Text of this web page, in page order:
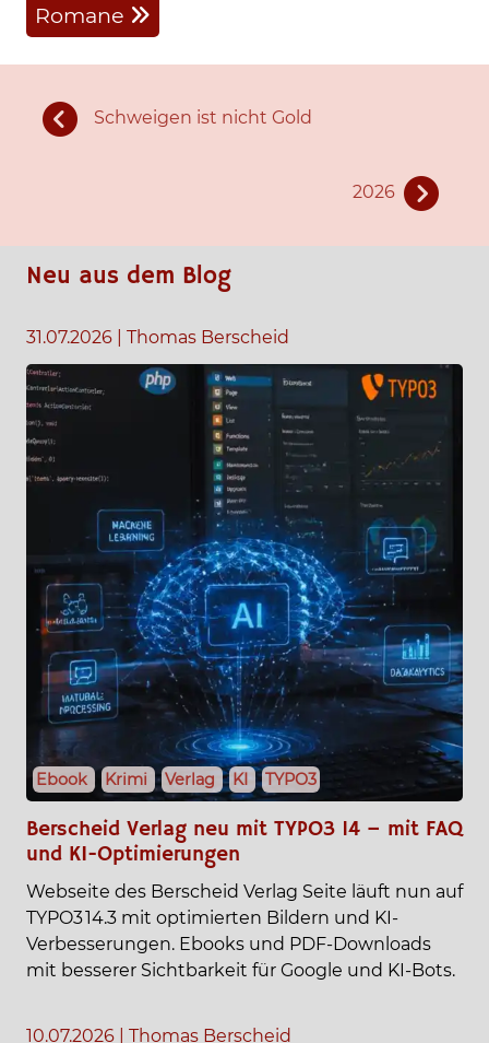
Romane
Schweigen ist nicht Gold
2026
Neu aus dem Blog
31.07.2026 Thomas Berscheid
Ebook Krimi Verlag KI TYPO3
Berscheid Verlag neu mit TYPO3 14 – mit FAQ
und KI-Optimierungen
Webseite des Berscheid Verlag Seite läuft nun auf
TYPO3 14.3 mit optimierten Bildern und KI-
Verbesserungen. Ebooks und PDF-Downloads
mit besserer Sichtbarkeit für Google und KI-Bots.
10.07.2026 Thomas Berscheid